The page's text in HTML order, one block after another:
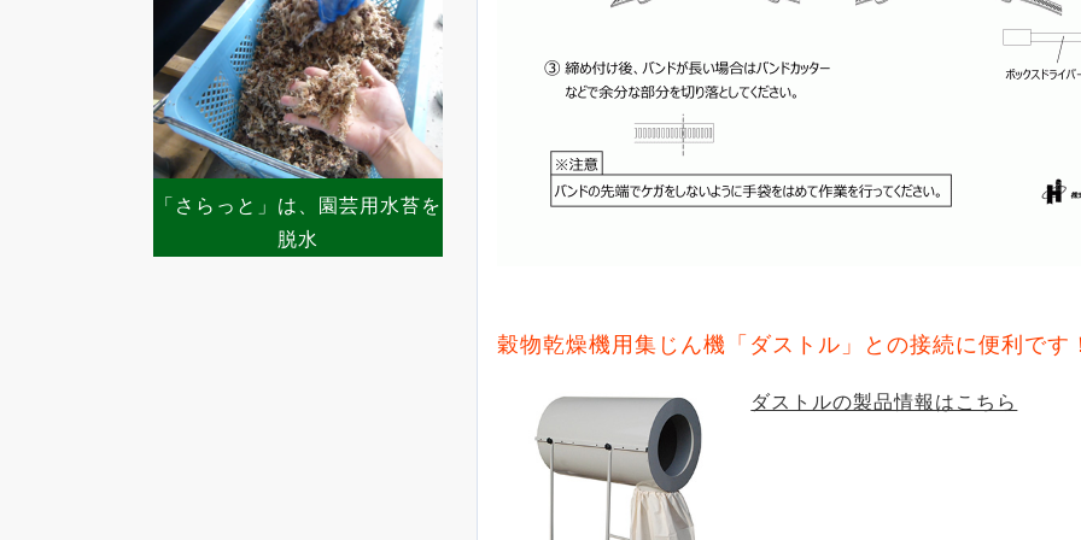
穀物乾燥機用集じん機「ダストル」との接続に便利です
ダストルの製品情報はこちら
「さらっと」は、園芸用水苔を
脱水